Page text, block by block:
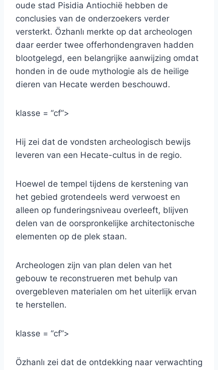
oude stad Pisidia Antiochië hebben de
conclusies van de onderzoekers verder
versterkt. Özhanlı merkte op dat archeologen
daar eerder twee offerhondengraven hadden
blootgelegd, een belangrijke aanwijzing omdat
honden in de oude mythologie als de heilige
dieren van Hecate werden beschouwd.
klasse = “cf”>
Hij zei dat de vondsten archeologisch bewijs
leveren van een Hecate-cultus in de regio.
Hoewel de tempel tijdens de kerstening van
het gebied grotendeels werd verwoest en
alleen op funderingsniveau overleeft, blijven
delen van de oorspronkelijke architectonische
elementen op de plek staan.
Archeologen zijn van plan delen van het
gebouw te reconstrueren met behulp van
overgebleven materialen om het uiterlijk ervan
te herstellen.
klasse = “cf”>
Özhanlı zei dat de ontdekking naar verwachting